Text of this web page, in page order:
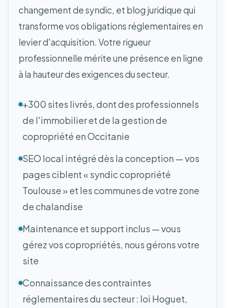
changement de syndic, et blog juridique qui
transforme vos obligations réglementaires en
levier d'acquisition. Votre rigueur
professionnelle mérite une présence en ligne
à la hauteur des exigences du secteur.
+300 sites livrés, dont des professionnels
de l'immobilier et de la gestion de
copropriété en Occitanie
SEO local intégré dès la conception — vos
pages ciblent « syndic copropriété
Toulouse » et les communes de votre zone
de chalandise
Maintenance et support inclus — vous
gérez vos copropriétés, nous gérons votre
site
Connaissance des contraintes
réglementaires du secteur : loi Hoguet,